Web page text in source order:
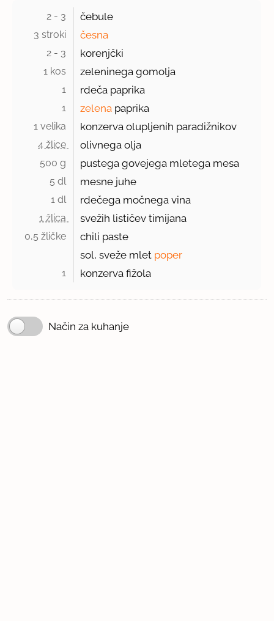
2 - 3 čebule
3 stroki česna
2 - 3 korenjčki
1 kos zeleninega gomolja
1 rdeča paprika
1 zelena paprika
1 velika konzerva olupljenih paradižnikov
4 žlice olivnega olja
500 g pustega govejega mletega mesa
5 dl mesne juhe
1 dl rdečega močnega vina
1 žlica svežih lističev timijana
0,5 žličke
chili paste
sol, sveže mlet poper
1 konzerva fižola
Način za kuhanje